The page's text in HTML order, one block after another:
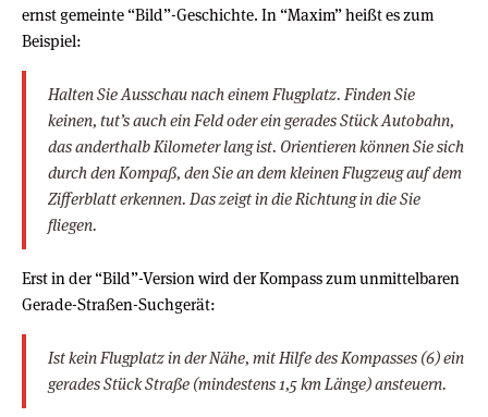
ernst gemeinte “Bild”-Geschichte. In “Maxim” heißt es zum
Beispiel:
Halten Sie Ausschau nach einem Flugplatz. Finden Sie
keinen, tut’s auch ein Feld oder ein gerades Stück Autobahn,
das anderthalb Kilometer lang ist. Orientieren können Sie sich
durch den Kompaß, den Sie an dem kleinen Flugzeug auf dem
Zifferblatt erkennen. Das zeigt in die Richtung in die Sie
fliegen.
Erst in der “Bild”-Version wird der Kompass zum unmittelbaren
Gerade-Straßen-Suchgerät:
Ist kein Flugplatz in der Nähe, mit Hilfe des Kompasses (6) ein
gerades Stück Straße (mindestens 1,5 km Länge) ansteuern.